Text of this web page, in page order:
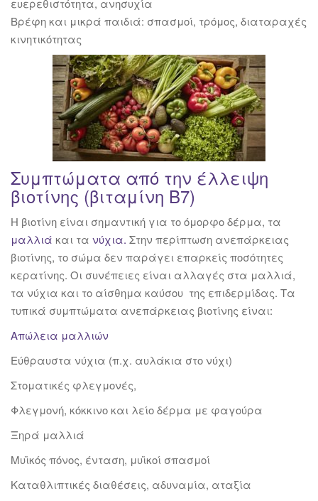
ευερεθιστότητα, ανησυχία
Βρέφη και μικρά παιδιά: σπασμοί, τρόμος, διαταραχές
κινητικότητας
Συμπτώματα από την έλλειψη
βιοτίνης (βιταμίνη Β7)
Η βιοτίνη είναι σημαντική για το όμορφο δέρμα, τα
μαλλιά και τα νύχια. Στην περίπτωση ανεπάρκειας
βιοτίνης, το σώμα δεν παράγει επαρκείς ποσότητες
κερατίνης. Οι συνέπειες είναι αλλαγές στα μαλλιά,
τα νύχια και το αίσθημα καύσου της επιδερμίδας. Τα
τυπικά συμπτώματα ανεπάρκειας βιοτίνης είναι:
Απώλεια μαλλιών
Εύθραυστα νύχια (π.χ. αυλάκια στο νύχι)
Στοματικές φλεγμονές,
Φλεγμονή, κόκκινο και λείο δέρμα με φαγούρα
Ξηρά μαλλιά
Μυϊκός πόνος, ένταση, μυϊκοί σπασμοί
Καταθλιπτικές διαθέσεις, αδυναμία, αταξία